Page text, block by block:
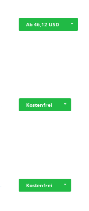
Ab 46,12 USD
Kostenfrei
Kostenfrei